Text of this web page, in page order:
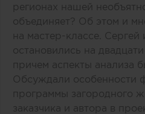
регионах нашей
объединяет? Об этом и
на мастер-классе.
остановились на
причем аспекты анализа
Обсуждали особенности
программы загородного
заказчика и автора в